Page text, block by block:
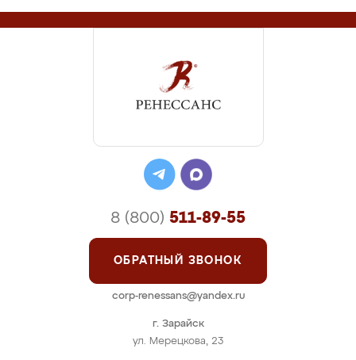
г. Зарайск
ул. Мерецкова, 23
8 (800) 511-89-55
ОБРАТНЫЙ ЗВОНОК
corp-renessans@yandex.ru